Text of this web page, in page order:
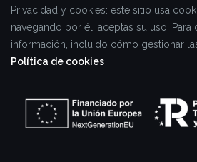
Privacidad y cookies: este sitio usa
navegando por él, aceptas su uso. Para
información, incluido cómo gestionar
Política de cookies